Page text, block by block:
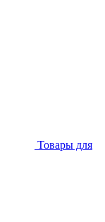
Товары для